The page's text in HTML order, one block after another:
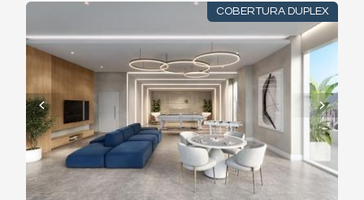
COBERTURA DUPLEX